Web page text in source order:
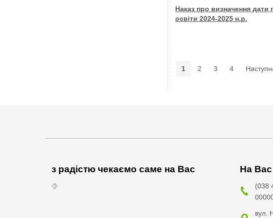
Наказ про визначення дати
освіти 2024-2025 н.р.
1 2 3 4
з радістю чекаємо саме на Вас
⯑
На
(038
вул.